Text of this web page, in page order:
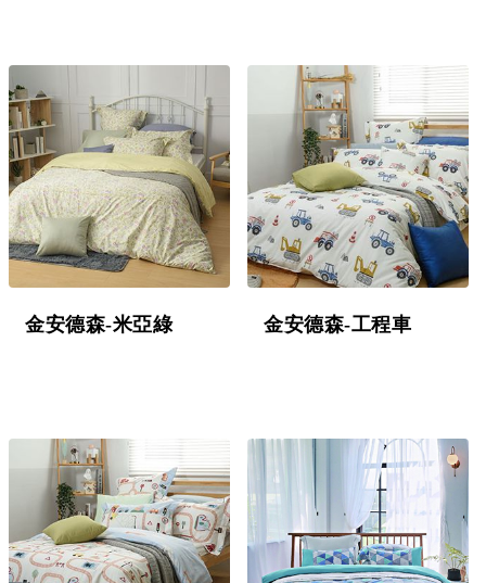
金安德森-米亞綠 金安德森-工程車